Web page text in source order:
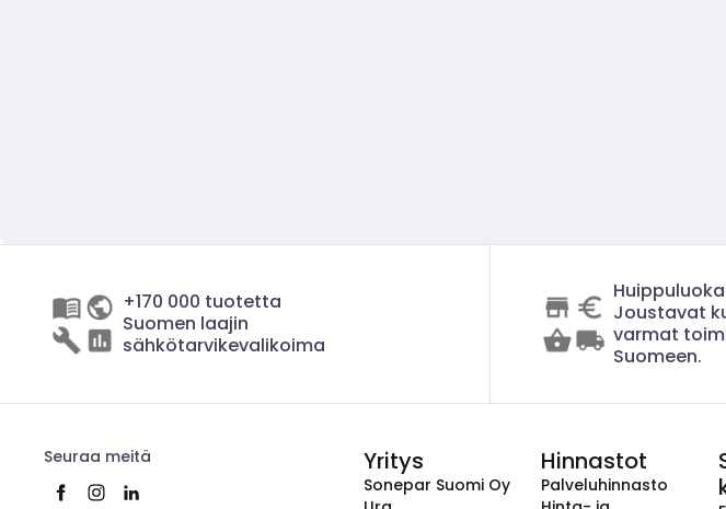
+170 000 tuotetta
Suomen laajin
sähkötarvikevalikoima
Joustavat
varmat
Suomeen.
Seuraa meitä Yritys
Sonepar Suomi Oy
Hinnastot
Palveluhinnasto